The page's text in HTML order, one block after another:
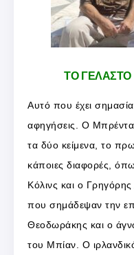
ΤΟ ΓΕΛΑΣΤΟ
Αυτό που έχει σημασία
αφηγήσεις. Ο
τα δύο κείμενα, το
κάποιες διαφορές,
Κόλινς και ο
που σημάδεψαν την
Θεοδωράκης και ο
του Μπίαν. Ο